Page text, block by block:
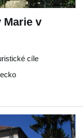
Marie v
cíle